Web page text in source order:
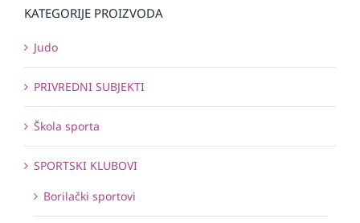
KATEGORIJE PROIZVODA
Judo
PRIVREDNI SUBJEKTI
Škola sporta
SPORTSKI KLUBOVI
Borilački sportovi